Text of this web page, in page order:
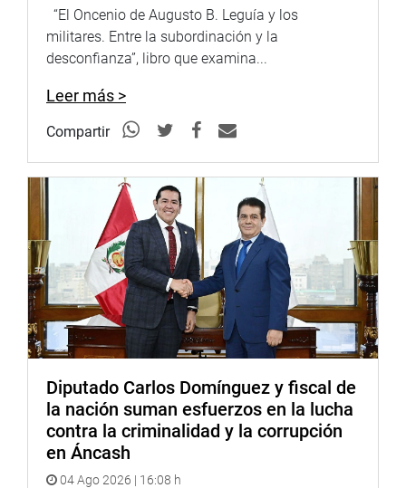
“El Oncenio de Augusto B. Leguía y los
militares. Entre la subordinación y la
desconfianza”, libro que examina...
Leer más >
Compartir
Diputado Carlos Domínguez y fiscal de
la nación suman esfuerzos en la lucha
contra la criminalidad y la corrupción
en Áncash
04 Ago 2026 | 16:08 h